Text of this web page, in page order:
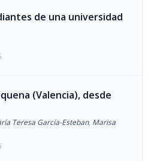
de una universidad
(Valencia), desde
Teresa García-Esteban, Marisa